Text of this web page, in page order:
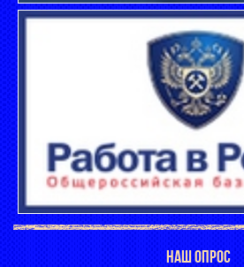
НАШ ОПРОС